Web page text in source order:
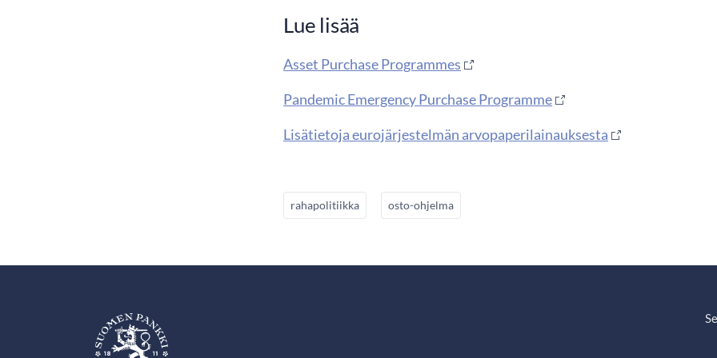
Lue lisää
Asset Purchase Programmes
Pandemic Emergency Purchase Programme
Lisätietoja eurojärjestelmän arvopaperilainauksesta
rahapolitiikka osto-ohjelma